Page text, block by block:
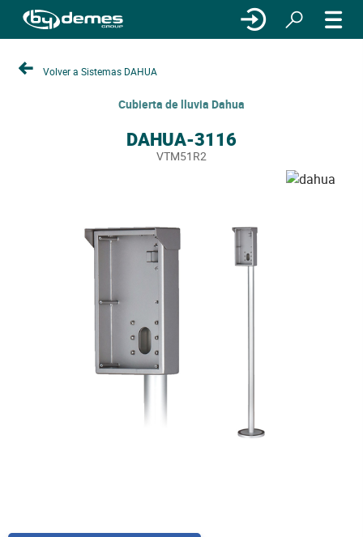
Volver a Sistemas DAHUA
Cubierta de lluvia Dahua
DAHUA-3116
VTM51R2